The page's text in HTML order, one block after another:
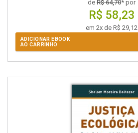
de R$ 64,70* por
R$ 58,23
em 2x de R$ 29,12
ADICIONAR EBOOK
AO CARRINHO